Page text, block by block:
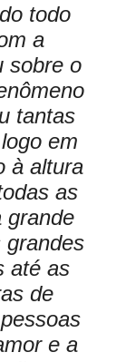
todo
a
sobre o
tantas
em
à altura
as
grande
grandes
até as
de
e a